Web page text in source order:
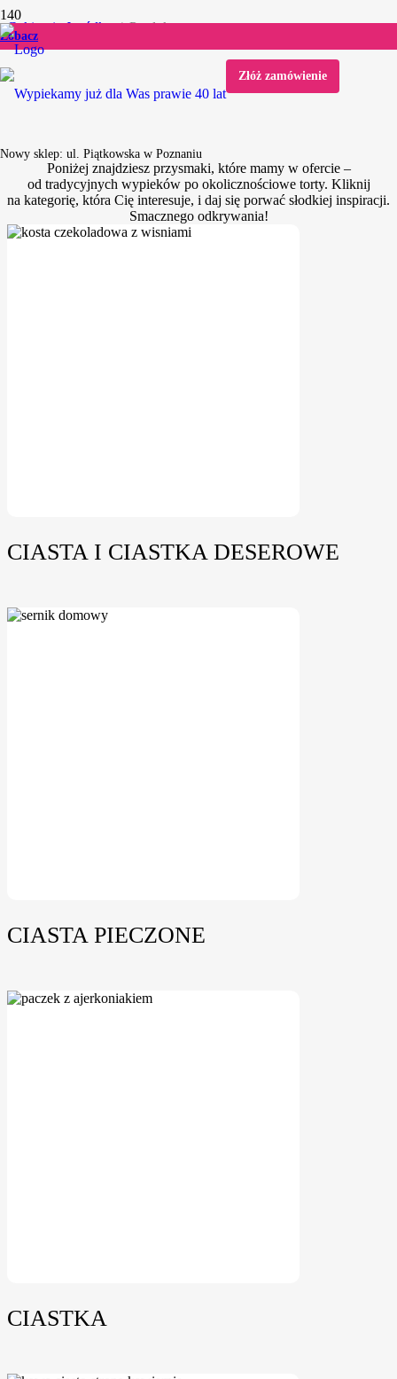
Zobacz
Złóż zamówienie
Nowy sklep: ul. Piątkowska w Poznaniu
Cukiernia Jagódka Produkty
Odkryj nasze wypieki
Poniżej znajdziesz przysmaki, które mamy w ofercie –
od tradycyjnych wypieków po okolicznościowe torty. Kliknij
na kategorię, która Cię interesuje, i daj się porwać słodkiej inspiracji.
Smacznego odkrywania!
CIASTA I CIASTKA DESEROWE
CIASTA PIECZONE
CIASTKA